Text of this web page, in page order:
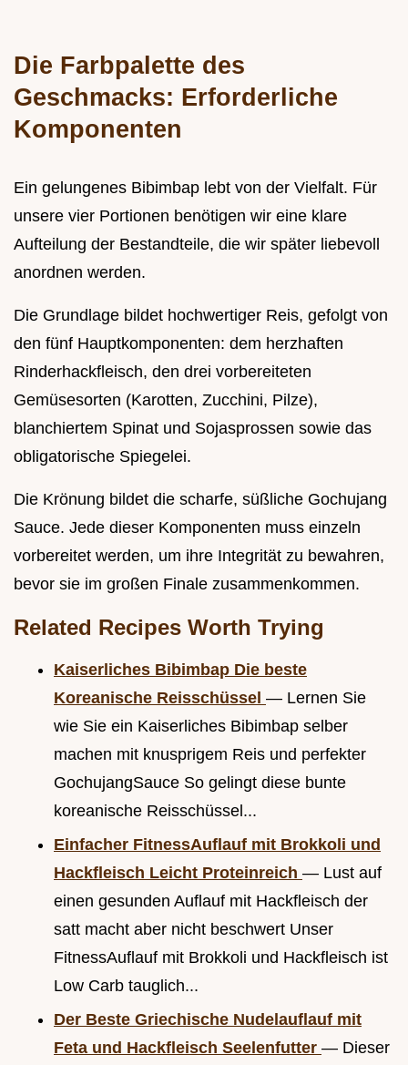
Die Farbpalette des
Geschmacks: Erforderliche
Komponenten
Ein gelungenes Bibimbap lebt von der Vielfalt. Für
unsere vier Portionen benötigen wir eine klare
Aufteilung der Bestandteile, die wir später liebevoll
anordnen werden.
Die Grundlage bildet hochwertiger Reis, gefolgt von
den fünf Hauptkomponenten: dem herzhaften
Rinderhackfleisch, den drei vorbereiteten
Gemüsesorten (Karotten, Zucchini, Pilze),
blanchiertem Spinat und Sojasprossen sowie das
obligatorische Spiegelei.
Die Krönung bildet die scharfe, süßliche Gochujang
Sauce. Jede dieser Komponenten muss einzeln
vorbereitet werden, um ihre Integrität zu bewahren,
bevor sie im großen Finale zusammenkommen.
Related Recipes Worth Trying
Kaiserliches Bibimbap Die beste
Koreanische Reisschüssel — Lernen Sie
wie Sie ein Kaiserliches Bibimbap selber
machen mit knusprigem Reis und perfekter
GochujangSauce So gelingt diese bunte
koreanische Reisschüssel...
Einfacher FitnessAuflauf mit Brokkoli und
Hackfleisch Leicht Proteinreich — Lust auf
einen gesunden Auflauf mit Hackfleisch der
satt macht aber nicht beschwert Unser
FitnessAuflauf mit Brokkoli und Hackfleisch ist
Low Carb tauglich...
Der Beste Griechische Nudelauflauf mit
Feta und Hackfleisch Seelenfutter — Dieser